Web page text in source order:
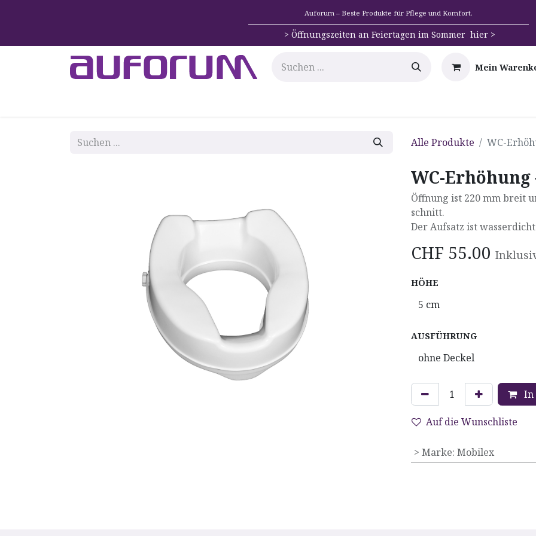
Auforum – Beste Produkte für Pflege und Komfort.
> Öffnungszeiten an Feiertagen im Sommer hier >
Mein
Alle Produkte WC-
WC-
Öffnung ist 220 mm breit
schnitt.
Der Aufsatz ist
CHF 55.00
HÖHE
AUSFÜHRUNG
In
Auf die Wunschliste
> Marke: Mobilex